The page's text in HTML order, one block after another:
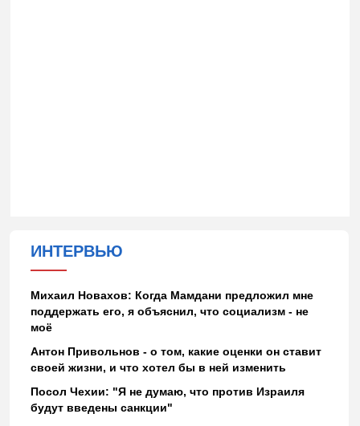
ИНТЕРВЬЮ
Михаил Новахов: Когда Мамдани предложил мне
поддержать его, я объяснил, что социализм - не
моё
Антон Привольнов - о том, какие оценки он ставит
своей жизни, и что хотел бы в ней изменить
Посол Чехии: "Я не думаю, что против Израиля
будут введены санкции"